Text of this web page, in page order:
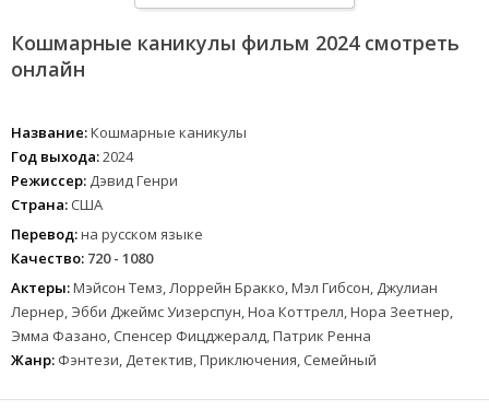
Кошмарные каникулы фильм 2024 смотреть
онлайн
Название:Кошмарные каникулы
Год выхода:2024
Режиссер: Дэвид Генри
Страна: США
Перевод:на русском языке
Качество: 720 - 1080
Актеры:Мэйсон Темз, Лоррейн Бракко, Мэл Гибсон, Джулиан
Лернер, Эбби Джеймс Уизерспун, Ноа Коттрелл, Нора Зеетнер,
Эмма Фазано, Спенсер Фицджералд, Патрик Ренна
Жанр: Фэнтези, Детектив, Приключения, Семейный